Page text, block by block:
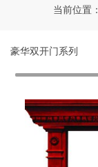
当前位置：
豪华双开门系列